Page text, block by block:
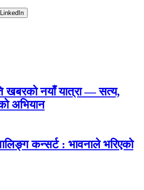
LinkedIn
खबरको नयाँ यात्रा — सत्य,
अभियान
कन्सर्ट : भावनाले भरिएको